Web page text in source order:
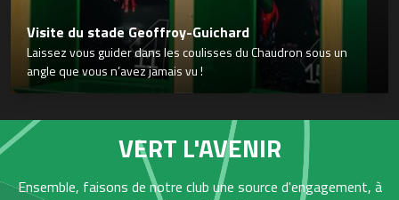
Visite du stade Geoffroy-Guichard
Laissez vous guider dans les coulisses du Chaudron sous un
angle que vous n’avez jamais vu !
VERT L'AVENIR
Ensemble, faisons de notre club une source d'engagement, à